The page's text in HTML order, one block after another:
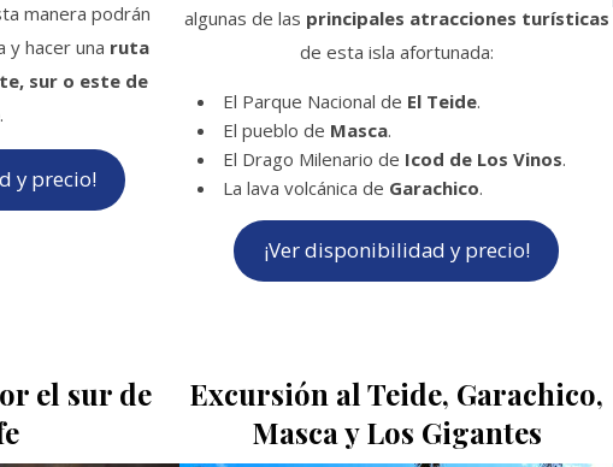
manera podrán
y hacer una ruta
sur o este de
.
y precio!
algunas de las principales atracciones turísticas
de esta isla afortunada:
El Parque Nacional de El Teide.
El pueblo de Masca.
El Drago Milenario de Icod de Los Vinos.
La lava volcánica de Garachico.
¡Ver disponibilidad y precio!
el sur de
Excursión al Teide, Garachico,
Masca y Los Gigantes